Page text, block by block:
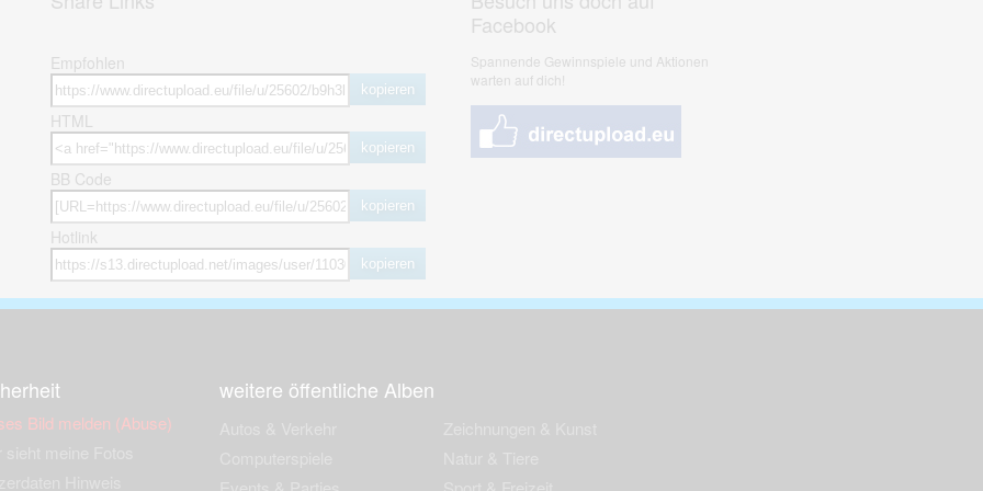
Empfohlen
kopieren
HTML
kopieren
BB Code
kopieren
Hotlink
kopieren
Facebook
Spannende Gewinnspiele und Aktionen
warten auf dich!
Bild melden (Abuse)
weitere öffentliche Alben